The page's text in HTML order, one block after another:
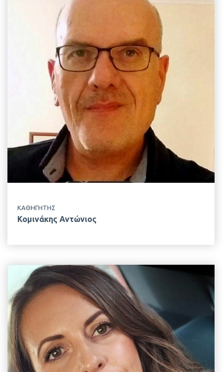
ΚΑΘΗΓΗΤΗΣ
Κομινάκης Αντώνιος
acom@aua.gr
ΤΗΛΕΦΩΝΟ
+30 210 529 4403
Κτίριο Δημακόπουλου, 2ος Όροφος
Γενικής & Ειδικής Ζωοτεχνίας
EMAIL
eltsiplakou@aua.gr
ΤΗΛΕΦΩΝΟ
+30 210 529 4435